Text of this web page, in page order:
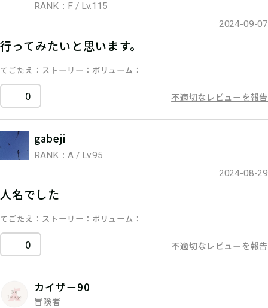
RANK：F / Lv.115
2024-09-07
行ってみたいと思います。
てごたえ ストーリー ボリューム
0 不適切なレビューを報告
gabeji
RANK：A / Lv.95
2024-08-29
人名でした
てごたえ ストーリー ボリューム
0 不適切なレビューを報告
カイザー90
冒険者